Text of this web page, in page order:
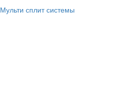
Мульти сплит системы